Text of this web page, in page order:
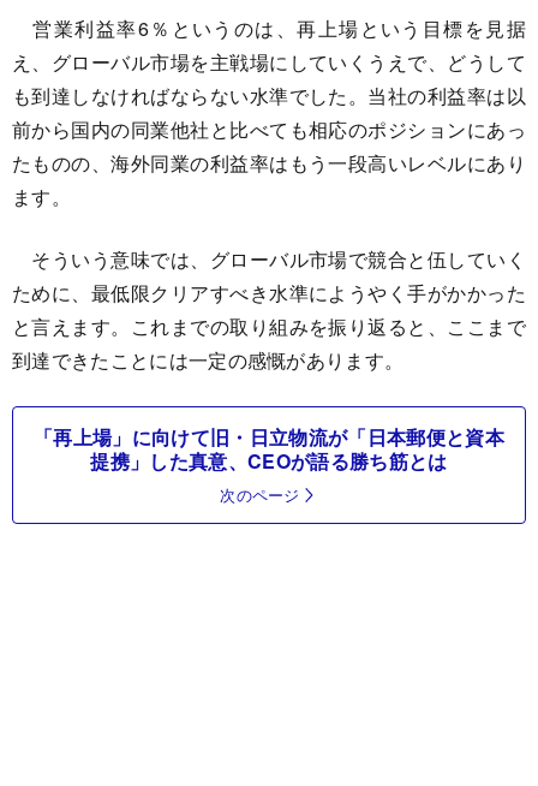
営業利益率6％というのは、再上場という目標を見据
え、グローバル市場を主戦場にしていくうえで、どうして
も到達しなければならない水準でした。当社の利益率は以
前から国内の同業他社と比べても相応のポジションにあっ
たものの、海外同業の利益率はもう一段高いレベルにあり
ます。
そういう意味では、グローバル市場で競合と伍していく
ために、最低限クリアすべき水準にようやく手がかかった
と言えます。これまでの取り組みを振り返ると、ここまで
到達できたことには一定の感慨があります。
「再上場」に向けて旧・日立物流が「日本郵便と資本
提携」した真意、CEOが語る勝ち筋とは
次のページ